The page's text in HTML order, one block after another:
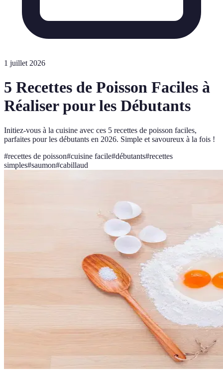
1 juillet 2026
5 Recettes de Poisson Faciles à
Réaliser pour les Débutants
Initiez-vous à la cuisine avec ces 5 recettes de poisson faciles,
parfaites pour les débutants en 2026. Simple et savoureux à la fois !
#recettes de poisson#cuisine facile#débutants#recettes
simples#saumon#cabillaud